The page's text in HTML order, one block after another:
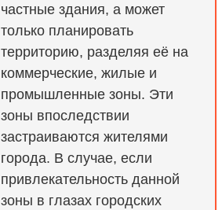
частные здания, а может
только планировать
территорию, разделяя её на
коммерческие, жилые и
промышленные зоны. Эти
зоны впоследствии
застраиваются жителями
города. В случае, если
привлекательность данной
зоны в глазах городских